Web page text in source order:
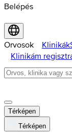
Belépés
Orvosok Klinikák
Klinikám
Térképen
Térképen